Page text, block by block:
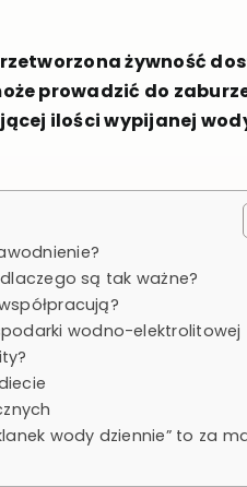
żywność
prowadzić do
ilości wypijanej
są tak ważne?
wodno-elektrolitowej
wody dziennie” to za